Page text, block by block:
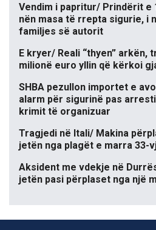
Vendim i papritur/ Prindërit
nën masa të rrepta sigurie, i
familjes së autorit
E kryer/ Reali “thyen” arkën,
milionë euro yllin që kërkoi
SHBA pezullon importet e
alarm për sigurinë pas
krimit të organizuar
Tragjedi në Itali/ Makina
jetën nga plagët e marra 33-
Aksident me vdekje në
jetën pasi përplaset nga një